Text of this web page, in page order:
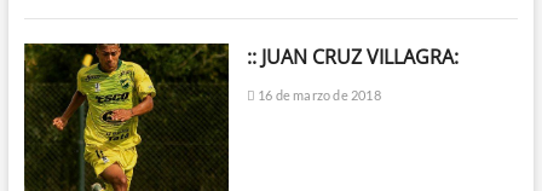
:: JUAN CRUZ VILLAGRA:
16 de marzo de 2018